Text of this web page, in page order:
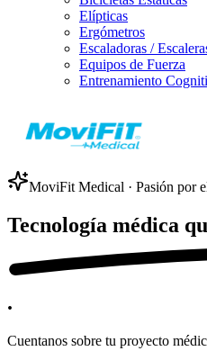
Elípticas
Ergómetros
Escaladoras /
Equipos de Fuerza
Entrenamiento
MoviFit Medical · Pasión por
Tecnología médica
.
Cuentanos sobre tu proyecto